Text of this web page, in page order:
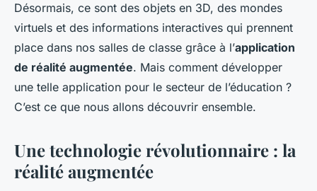
Désormais, ce sont des objets en 3D, des mondes
virtuels et des informations interactives qui prennent
place dans nos salles de classe grâce à l’application
de réalité augmentée. Mais comment développer
une telle application pour le secteur de l’éducation ?
C’est ce que nous allons découvrir ensemble.
Une technologie révolutionnaire : la
réalité augmentée